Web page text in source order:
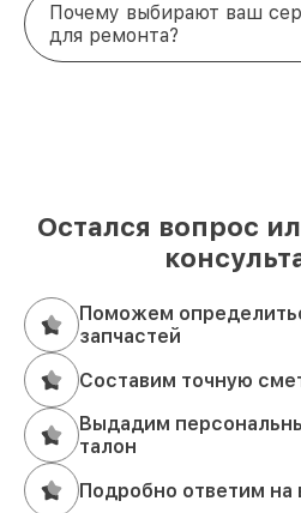
Почему выбирают ваш
для ремонта?
Остался вопрос
Поможем
запчастей
Составим точную
Выдадим
талон
Подробно ответим